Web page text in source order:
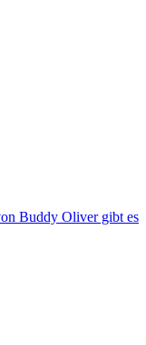
Buddy Oliver gibt es